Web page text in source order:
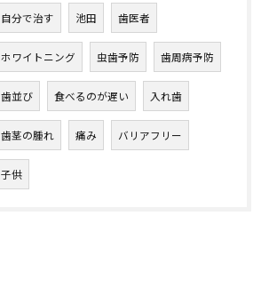
自分で治す 池田 歯医者
ホワイトニング 虫歯予防 歯周病予防
歯並び 食べるのが遅い 入れ歯
歯茎の腫れ 痛み バリアフリー
子供